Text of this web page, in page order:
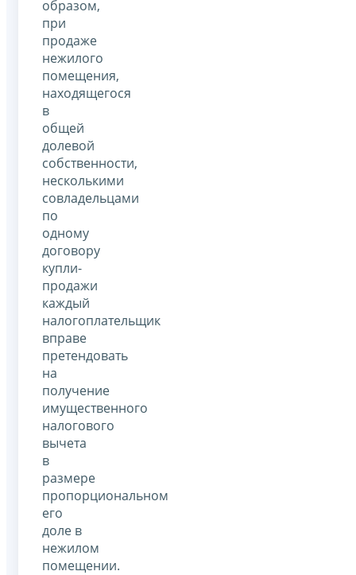
образом,
при
продаже
нежилого
помещения,
находящегося
в
общей
долевой
собственности,
несколькими
совладельцами
по
одному
договору
купли-
продажи
каждый
налогоплательщик
вправе
претендовать
на
получение
имущественного
налогового
вычета
в
размере
пропорциональном
его
доле в
нежилом
помещении.